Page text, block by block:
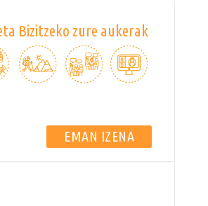
Bizitzeko zure aukerak
EMAN IZENA